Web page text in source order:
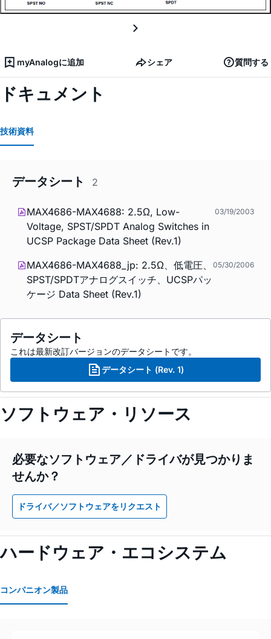
myAnalogに追加 シェア 質問する
ドキュメント
技術資料
データシート 2
MAX4686-MAX4688: 2.5Ω, Low-
Voltage, SPST/SPDT Analog Switches in
UCSP Package Data Sheet (Rev.1)
03/19/2003
MAX4686-MAX4688_jp: 2.5Ω、低電圧、
SPST/SPDTアナログスイッチ、UCSPパッ
ケージ Data Sheet (Rev.1)
05/30/2006
データシート
これは最新改訂バージョンのデータシートです。
データシート (Rev. 1)
ソフトウェア・リソース
必要なソフトウェア／ドライバが見つかりま
せんか？
ドライバ／ソフトウェアをリクエスト
ハードウェア・エコシステム
コンパニオン製品